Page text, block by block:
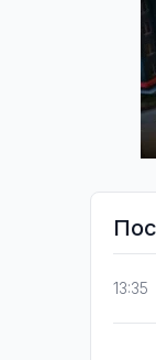
13:35